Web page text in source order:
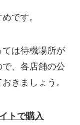
です。
は待機場所が
、各店舗の公
きましょう。
トで購入